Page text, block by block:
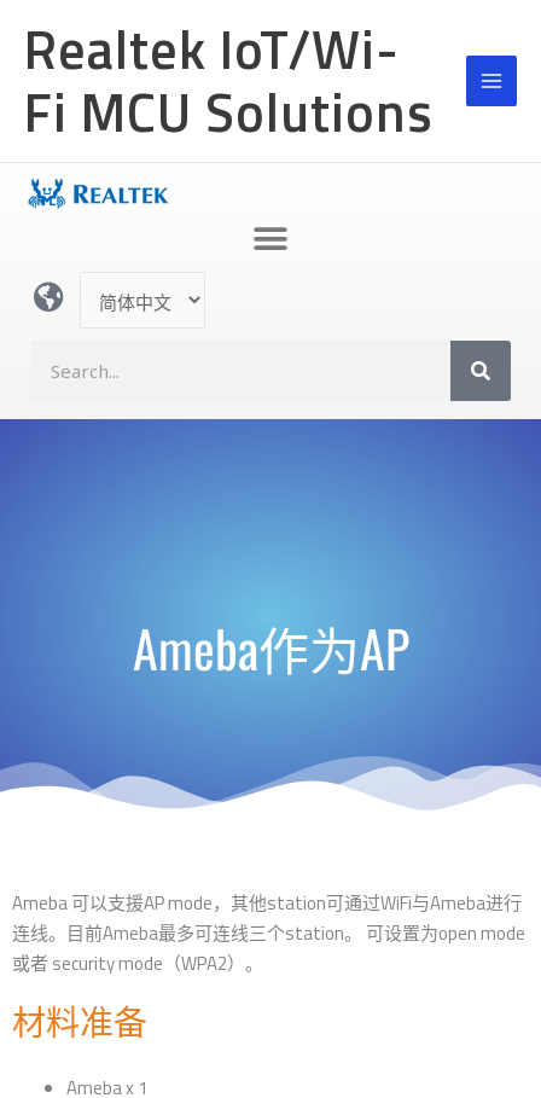
Realtek IoT/Wi-
Fi MCU Solutions
言
a
Ameba作为AP
Ameba 可以支援AP mode，其他station可通过WiFi与Ameba进行
连线。目前Ameba最多可连线三个station。 可设置为open mode
或者 security mode（WPA2）。
材料准备
Ameba x 1